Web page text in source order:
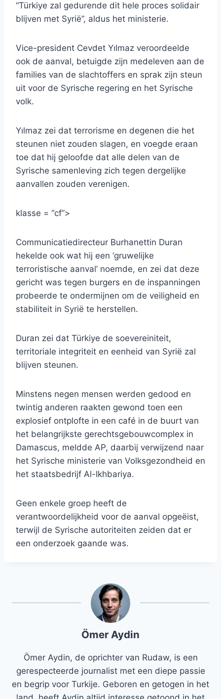
“Türkiye zal gedurende dit hele proces solidair
blijven met Syrië”, aldus het ministerie.
Vice-president Cevdet Yılmaz veroordeelde
ook de aanval, betuigde zijn medeleven aan de
families van de slachtoffers en sprak zijn steun
uit voor de Syrische regering en het Syrische
volk.
Yılmaz zei dat terrorisme en degenen die het
steunen niet zouden slagen, en voegde eraan
toe dat hij geloofde dat alle delen van de
Syrische samenleving zich tegen dergelijke
aanvallen zouden verenigen.
klasse = “cf”>
Communicatiedirecteur Burhanettin Duran
hekelde ook wat hij een ‘gruwelijke
terroristische aanval’ noemde, en zei dat deze
gericht was tegen burgers en de inspanningen
probeerde te ondermijnen om de veiligheid en
stabiliteit in Syrië te herstellen.
Duran zei dat Türkiye de soevereiniteit,
territoriale integriteit en eenheid van Syrië zal
blijven steunen.
Minstens negen mensen werden gedood en
twintig anderen raakten gewond toen een
explosief ontplofte in een café in de buurt van
het belangrijkste gerechtsgebouwcomplex in
Damascus, meldde AP, daarbij verwijzend naar
het Syrische ministerie van Volksgezondheid en
het staatsbedrijf Al-Ikhbariya.
Geen enkele groep heeft de
verantwoordelijkheid voor de aanval opgeëist,
terwijl de Syrische autoriteiten zeiden dat er
een onderzoek gaande was.
Ömer Aydin
Ömer Aydin, de oprichter van Rudaw, is een
gerespecteerde journalist met een diepe passie
en begrip voor Turkije. Geboren en getogen in het